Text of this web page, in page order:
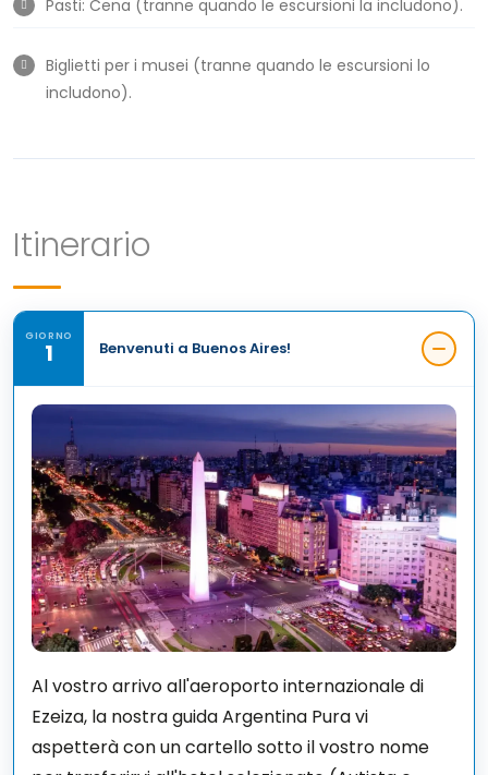
Pasti: Cena (tranne quando le escursioni la includono).
Biglietti per i musei (tranne quando le escursioni lo
includono).
Itinerario
GIORNO
1 Benvenuti a Buenos Aires!
Al vostro arrivo all'aeroporto internazionale di
Ezeiza, la nostra guida Argentina Pura vi
aspetterà con un cartello sotto il vostro nome